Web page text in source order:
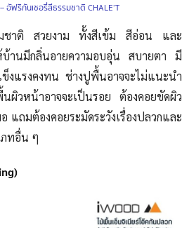
อัฟริกันเชอรี่สีธรรมชาติ CHALE’T
รมชาติ สวยงาม ทั้งสีเข้ม สีอ่อน และ
บ้านมีกลิ่นอายความอบอุ่น สบายตา มี
งแรงคงทน ช่างปูพื้นอาจจะไม่แนะนำ
ผิวหน้าอาจจะเป็นรอย ต้องคอยขัดผิว
ถมต้องคอยระมัดระวังเรื่องปลวกและ
ภทอื่น ๆ